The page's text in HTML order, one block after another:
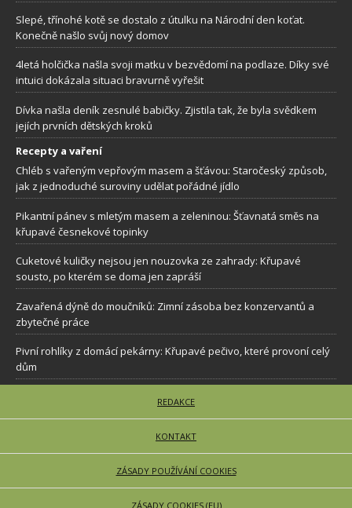
Slepé, třínohé kotě se dostalo z útulku na Národní den koťat.
Konečně našlo svůj nový domov
4letá holčička našla svoji matku v bezvědomí na podlaze. Díky své
intuici dokázala situaci bravurně vyřešit
Dívka našla deník zesnulé babičky. Zjistila tak, že byla svědkem
jejích prvních dětských kroků
Recepty a vaření
Chléb s vařeným vepřovým masem a šťávou: Staročeský způsob,
jak z jednoduché suroviny udělat pořádné jídlo
Pikantní pánev s mletým masem a zeleninou: Šťavnatá směs na
křupavé česnekové topinky
Cuketové kuličky nejsou jen nouzovka ze zahrady: Křupavé
sousto, po kterém se doma jen zapráší
Zavařená dýně do moučníků: Zimní zásoba bez konzervantů a
zbytečné práce
Pivní rohlíky z domácí pekárny: Křupavé pečivo, které provoní celý
dům
REDAKCE
KONTAKT
ZÁSADY POUŽÍVÁNÍ COOKIES
ZÁSADY COOKIES (EU)